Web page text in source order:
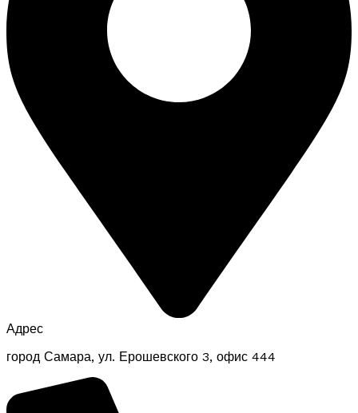
Адрес
город Самара, ул. Ерошевского 3, офис 444